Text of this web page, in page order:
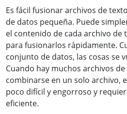
Es fácil fusionar archivos de
de datos pequeña. Puede
el contenido de cada archivo de
para fusionarlos rápidamente.
conjunto de datos, las cosas se
Cuando hay muchos archivos
combinarse en un solo archivo,
poco difícil y engorroso y
eficiente.